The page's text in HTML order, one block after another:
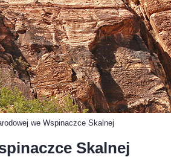
we Wspinaczce Skalnej
Skalnej